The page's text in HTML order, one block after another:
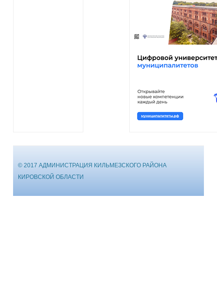
© 2017 АДМИНИСТРАЦИЯ КИЛЬМЕЗСКОГО РАЙОНА
КИРОВСКОЙ ОБЛАСТИ